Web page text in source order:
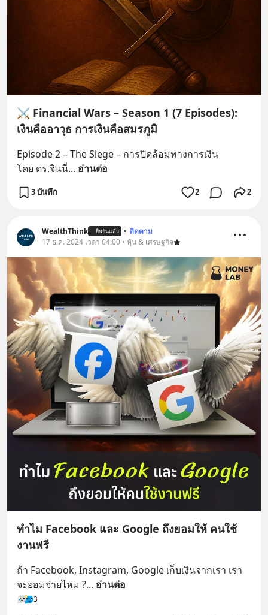
⚔️ Financial Wars – Season 1 (7 Episodes):
เงินคืออาวุธ การเงินคือสมรภูมิ
Episode 2 – The Siege – การปิดล้อมทางการเงิน
โดย ดร.จินนี่... อ่านต่อ
3 บันทึก 2 2
WealthThink ยืนยันแล้ว • ติดตาม
17 ธ.ค. 2024 เวลา 04:00 • หุ้น & เศรษฐกิจ
ทำไม Facebook และ Google ถึงยอมให้ คนใช้
งานฟรี
ถ้า Facebook, Instagram, Google เก็บเงินจากเรา เรา
จะยอมจ่ายไหม ?... อ่านต่อ
3